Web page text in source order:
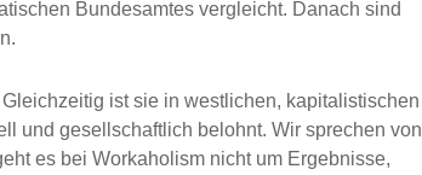
Bundesamtes vergleicht. Danach sind
ist sie in westlichen, kapitalistischen
und gesellschaftlich belohnt. Wir sprechen von
es bei Workaholism nicht um Ergebnisse,